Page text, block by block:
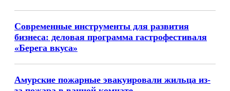
Современные инструменты для развития
бизнеса: деловая программа гастрофестиваля
«Берега вкуса»
Амурские пожарные эвакуировали жильца из-